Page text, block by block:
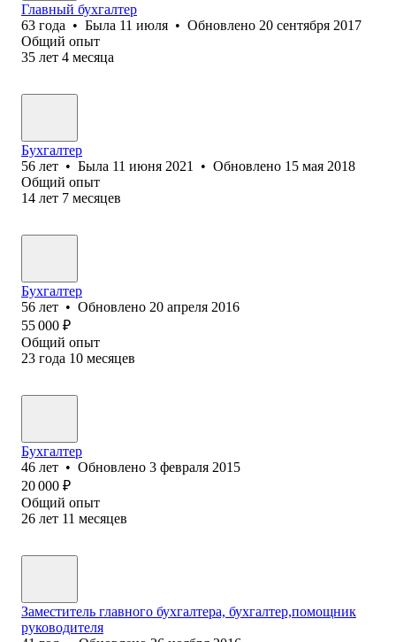
Главный бухгалтер
63 года • Была 11 июля • Обновлено 20 сентября 2017
Общий опыт
35 лет 4 месяца
Бухгалтер
56 лет • Была 11 июня 2021 • Обновлено 15 мая 2018
Общий опыт
14 лет 7 месяцев
Бухгалтер
56 лет • Обновлено 20 апреля 2016
55 000 ₽
Общий опыт
23 года 10 месяцев
Бухгалтер
46 лет • Обновлено 3 февраля 2015
20 000 ₽
Общий опыт
26 лет 11 месяцев
Заместитель главного бухгалтера, бухгалтер,помощник
руководителя